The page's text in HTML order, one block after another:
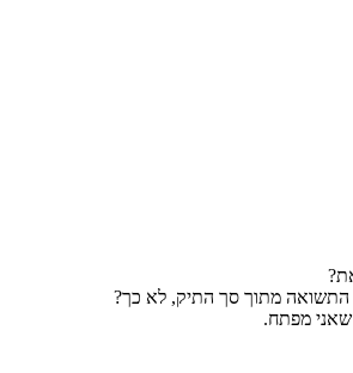
התשואה מתוך סך התיק, לא כך?
מפתח.